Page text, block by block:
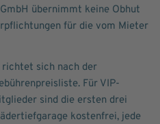
übernimmt keine Obhut
für die vom Mieter
richtet sich nach der
Für VIP-
sind die ersten drei
kostenfrei, jede